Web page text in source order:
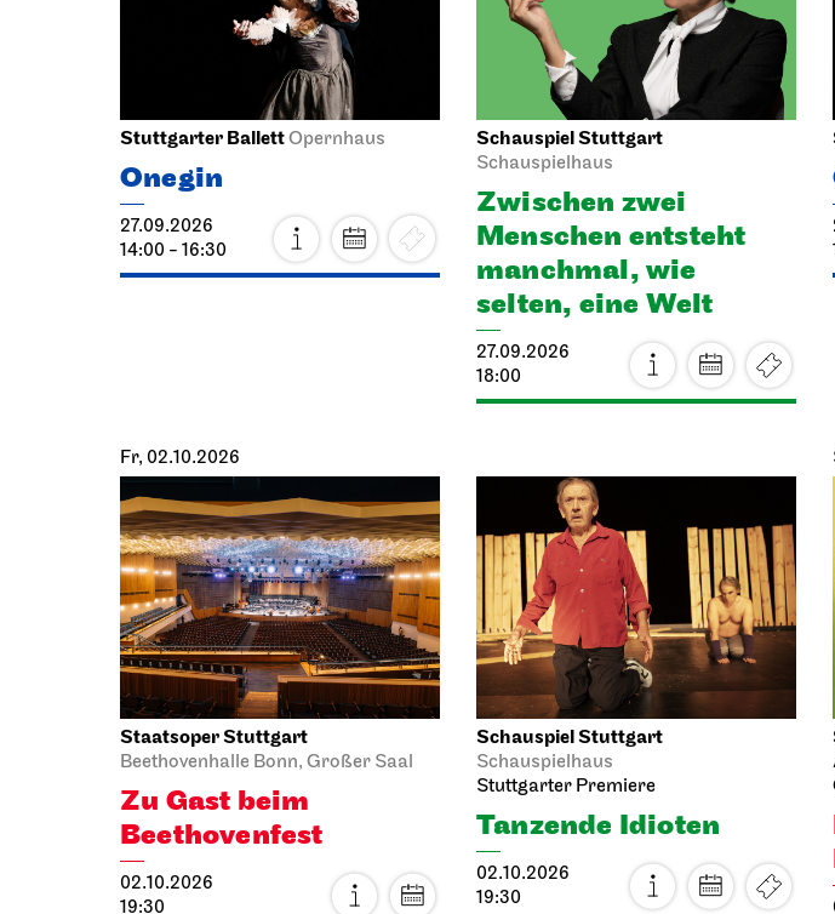
Stuttgarter BallettOpernhaus
Onegin
27.09.2026
14:00 - 16:30
Schauspiel Stuttgart
Schauspielhaus
Zwischen zwei
Menschen ent­steht
manch­mal, wie
selten, eine Welt
27.09.2026
18:00
Fr, 02.10.2026
Staatsoper Stuttgart
Beethovenhalle Bonn, Großer Saal
Zu Gast beim
Beethovenfest
02.10.2026
19:30
Schauspiel Stuttgart
Schauspielhaus
Stuttgarter Premiere
Tanzende Idioten
02.10.2026
19:30